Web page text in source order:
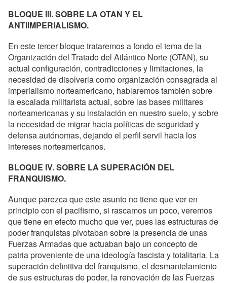
BLOQUE III. SOBRE LA OTAN Y EL
ANTIIMPERIALISMO.
En este tercer bloque trataremos a fondo el tema de la
Organización del Tratado del Atlántico Norte (OTAN), su
actual configuración, contradicciones y limitaciones, la
necesidad de disolverla como organización consagrada al
imperialismo norteamericano, hablaremos también sobre
la escalada militarista actual, sobre las bases militares
norteamericanas y su instalación en nuestro suelo, y sobre
la necesidad de migrar hacia políticas de seguridad y
defensa autónomas, dejando el perfil servil hacia los
intereses norteamericanos.
BLOQUE IV. SOBRE LA SUPERACIÓN DEL
FRANQUISMO.
Aunque parezca que este asunto no tiene que ver en
principio con el pacifismo, si rascamos un poco, veremos
que tiene en efecto mucho que ver, pues las estructuras de
poder franquistas pivotaban sobre la presencia de unas
Fuerzas Armadas que actuaban bajo un concepto de
patria proveniente de una ideología fascista y totalitaria. La
superación definitiva del franquismo, el desmantelamiento
de sus estructuras de poder, la renovación de las Fuerzas